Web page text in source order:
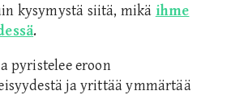
kysymystä siitä, mikä ihme
.
pyristelee eroon
ja yrittää ymmärtää